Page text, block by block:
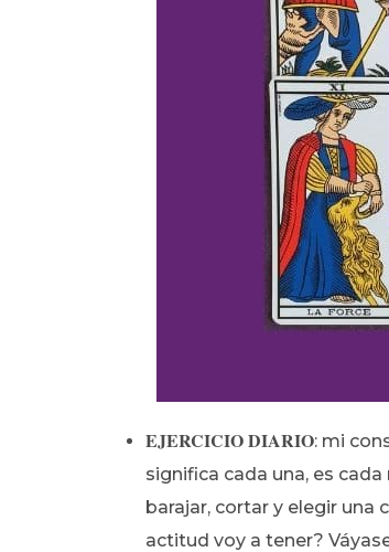
EJERCICIO DIARIO: mi
significa cada una, es
barajar, cortar y elegir una
actitud voy a tener?